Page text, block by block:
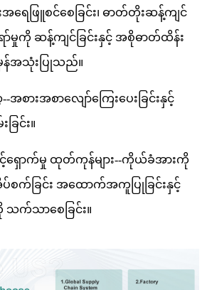
းအရေဖြူစင်စေခြင်း၊ ဓာတ်တိုးဆန့်ကျင်
ော်မှုကို ဆန့်ကျင်ခြင်းနှင့် အစိုဓာတ်ထိန်း
န်အသုံးပြုသည်။
အစားအစာလျော်ကြေးပေးခြင်းနှင့်
ြင်း။
ာင့်ရှောက်မှု ထုတ်ကုန်များ--ကိုယ်ခံအားကို
အိပ်စက်ခြင်း အထောက်အကူပြုခြင်းနှင့်
သက်သာစေခြင်း။